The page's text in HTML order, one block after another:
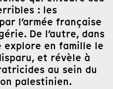
: les
l’armée française
De l’autre, dans
en famille le
et révèle à
au sein du
palestinien.